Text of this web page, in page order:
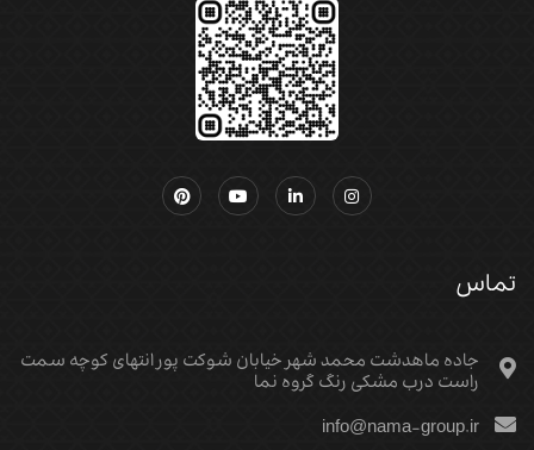
تماس
جاده ماهدشت محمد شهر خیابان شوکت پور انتهای کوچه سمت
راست درب مشکی رنگ گروه نما
info@nama-group.ir